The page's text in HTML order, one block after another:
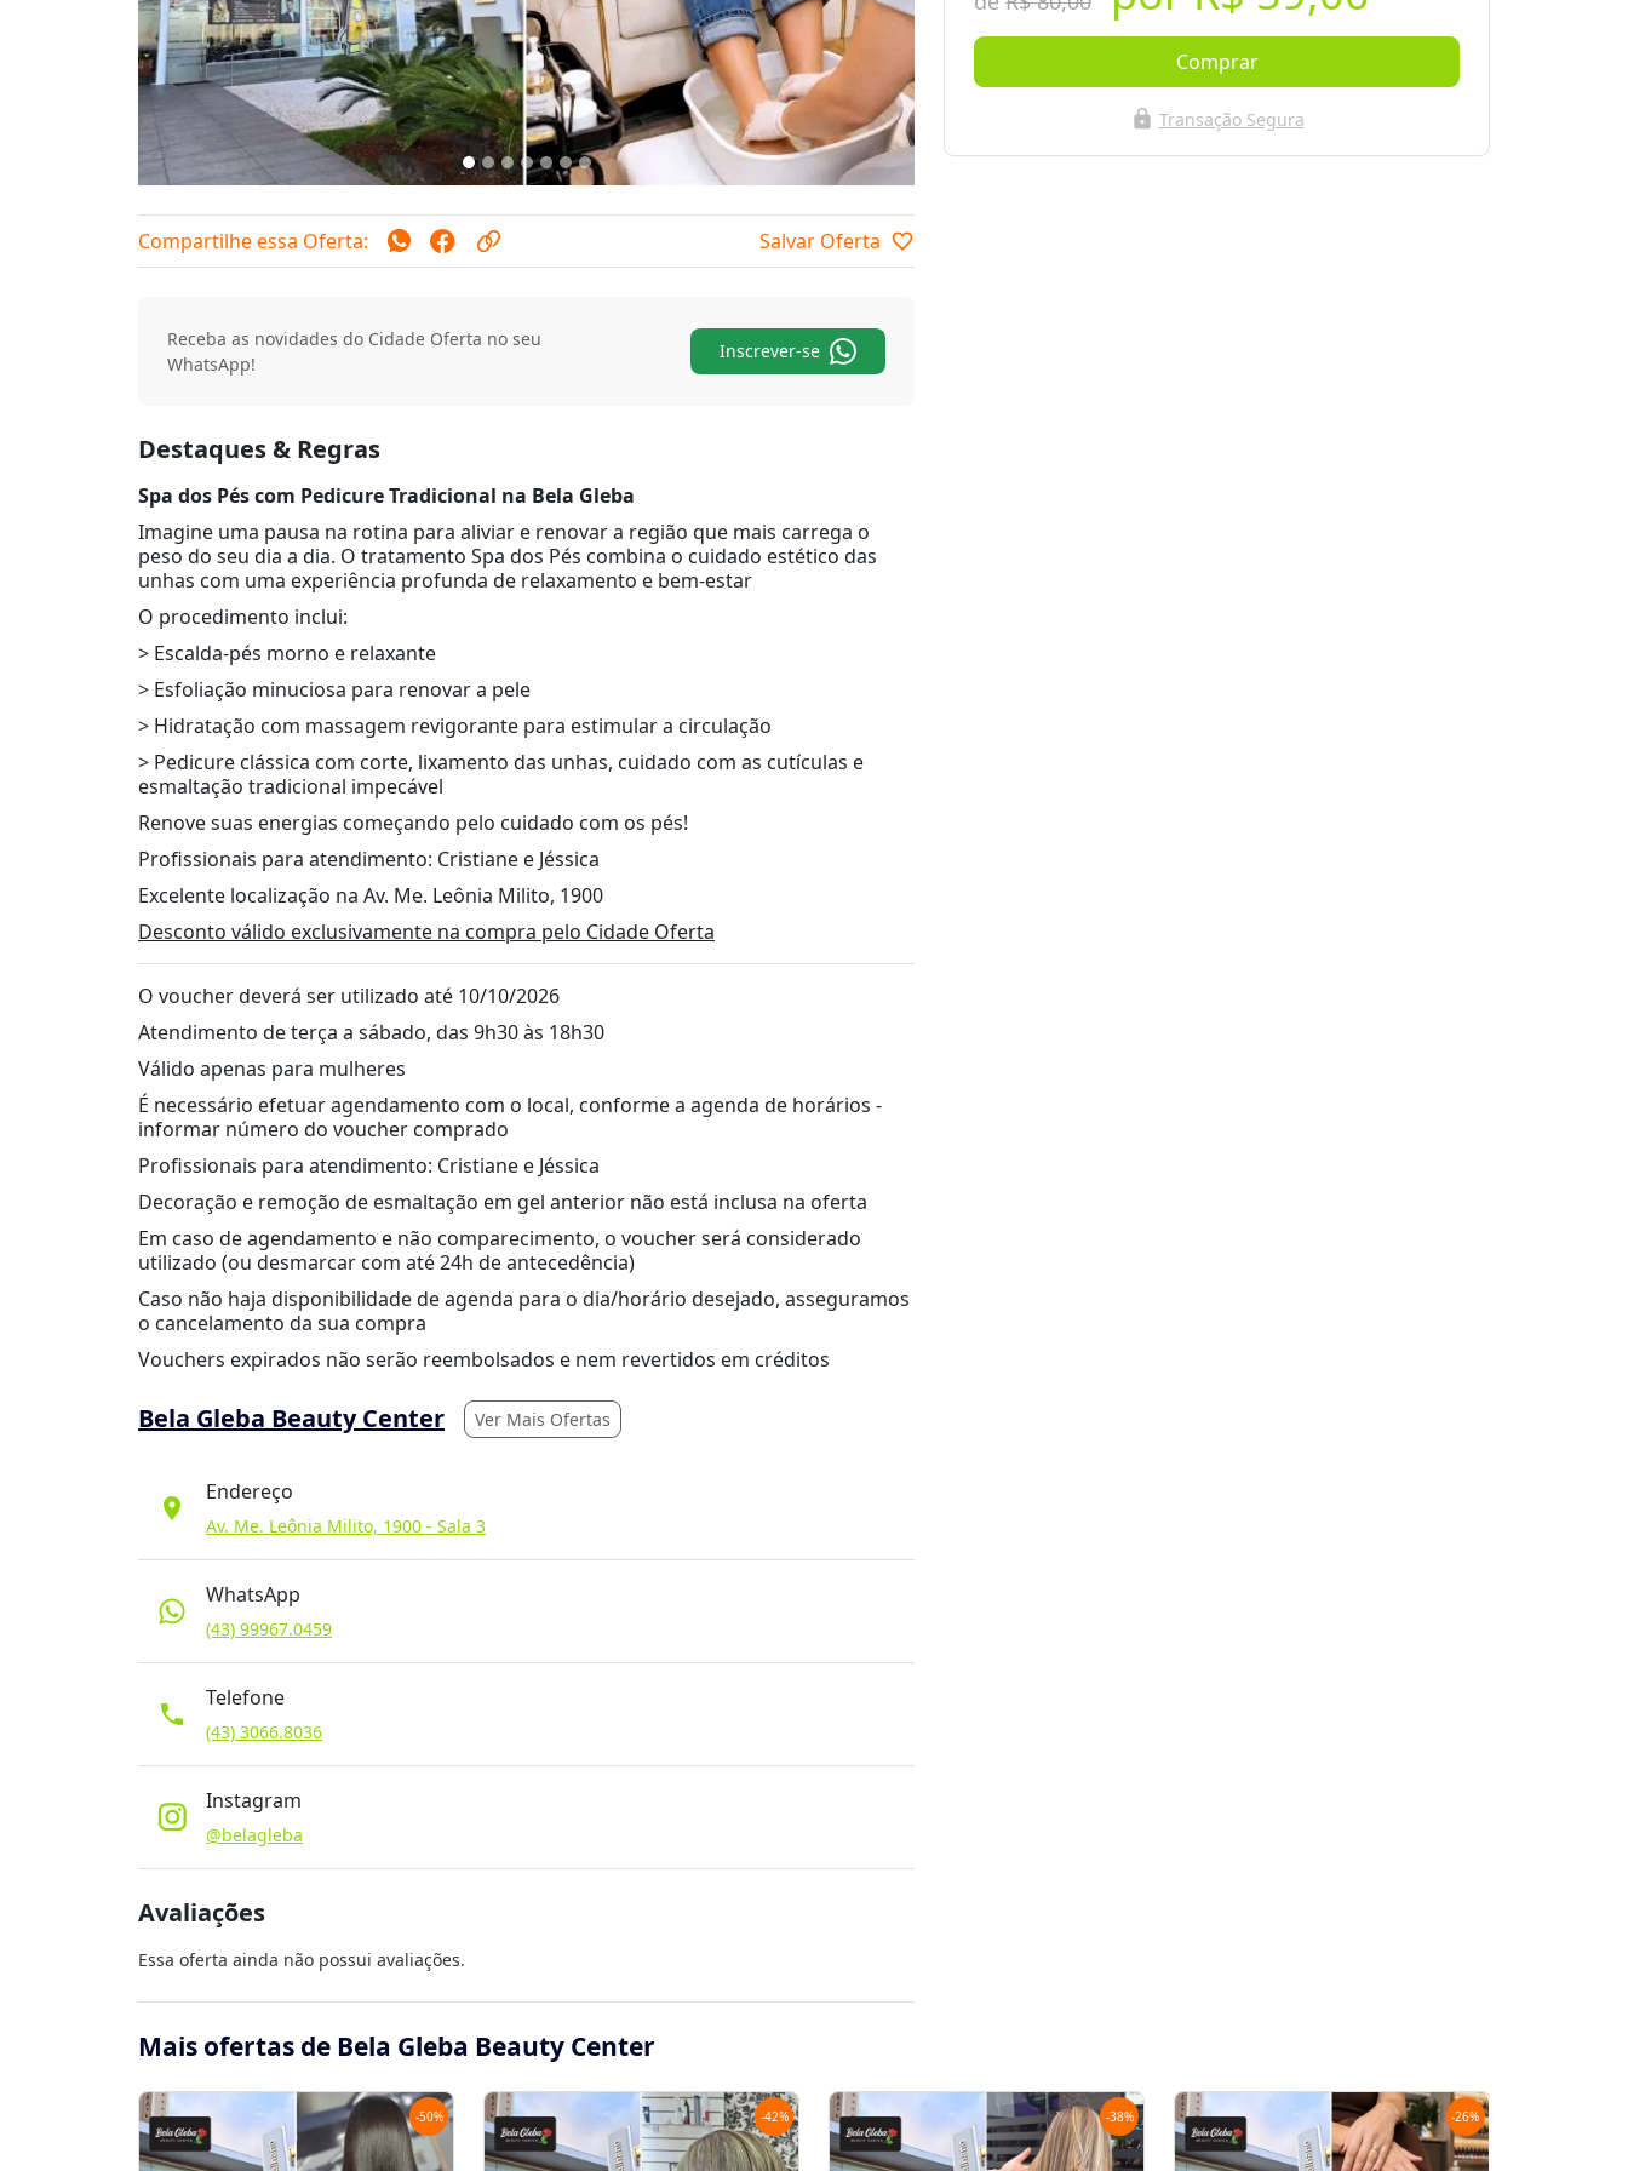
Compartilhe essa Oferta: Salvar Oferta favorite_border
Receba as novidades do Cidade Oferta no seu
WhatsApp!
Inscrever-se
Destaques & Regras
Spa dos Pés com Pedicure Tradicional na Bela Gleba
Imagine uma pausa na rotina para aliviar e renovar a região que mais carrega o
peso do seu dia a dia. O tratamento Spa dos Pés combina o cuidado estético das
unhas com uma experiência profunda de relaxamento e bem-estar
O procedimento inclui:
> Escalda-pés morno e relaxante
> Esfoliação minuciosa para renovar a pele
> Hidratação com massagem revigorante para estimular a circulação
> Pedicure clássica com corte, lixamento das unhas, cuidado com as cutículas e
esmaltação tradicional impecável
Renove suas energias começando pelo cuidado com os pés!
Profissionais para atendimento: Cristiane e Jéssica
Excelente localização na Av. Me. Leônia Milito, 1900
Desconto válido exclusivamente na compra pelo Cidade Oferta
O voucher deverá ser utilizado até 10/10/2026
Atendimento de terça a sábado, das 9h30 às 18h30
Válido apenas para mulheres
É necessário efetuar agendamento com o local, conforme a agenda de horários -
informar número do voucher comprado
Profissionais para atendimento: Cristiane e Jéssica
Decoração e remoção de esmaltação em gel anterior não está inclusa na oferta
Em caso de agendamento e não comparecimento, o voucher será considerado
utilizado (ou desmarcar com até 24h de antecedência)
Caso não haja disponibilidade de agenda para o dia/horário desejado, asseguramos
o cancelamento da sua compra
Vouchers expirados não serão reembolsados e nem revertidos em créditos
Bela Gleba Beauty Center Ver Mais Ofertas
location_on
Endereço
Av. Me. Leônia Milito, 1900 - Sala 3
WhatsApp
(43) 99967.0459
phone
Telefone
(43) 3066.8036
Instagram
@belagleba
Avaliações
Essa oferta ainda não possui avaliações.
Comprar
lock Transação Segura
Mais ofertas de Bela Gleba Beauty Center
-50% -42% -38% -26%